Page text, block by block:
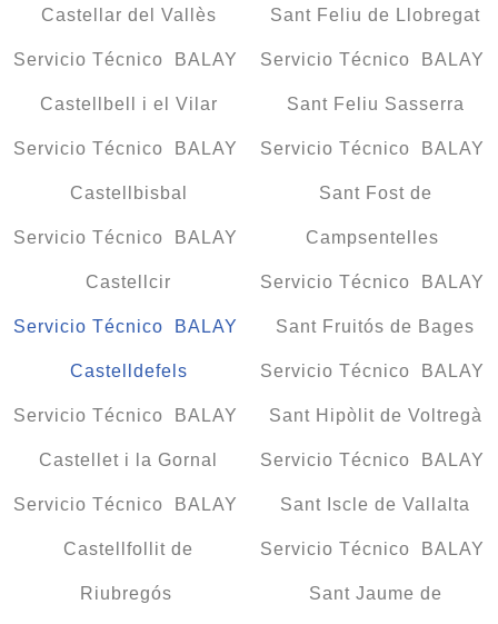
Castellar del Vallès
Servicio Técnico BALAY
Castellbell i el Vilar
Servicio Técnico BALAY
Castellbisbal
Servicio Técnico BALAY
Castellcir
Servicio Técnico BALAY
Castelldefels
Servicio Técnico BALAY
Castellet i la Gornal
Servicio Técnico BALAY
Castellfollit de
Riubregós
Sant Feliu de Llobregat
Servicio Técnico BALAY
Sant Feliu Sasserra
Servicio Técnico BALAY
Sant Fost de
Campsentelles
Servicio Técnico BALAY
Sant Fruitós de Bages
Servicio Técnico BALAY
Sant Hipòlit de Voltregà
Servicio Técnico BALAY
Sant Iscle de Vallalta
Servicio Técnico BALAY
Sant Jaume de